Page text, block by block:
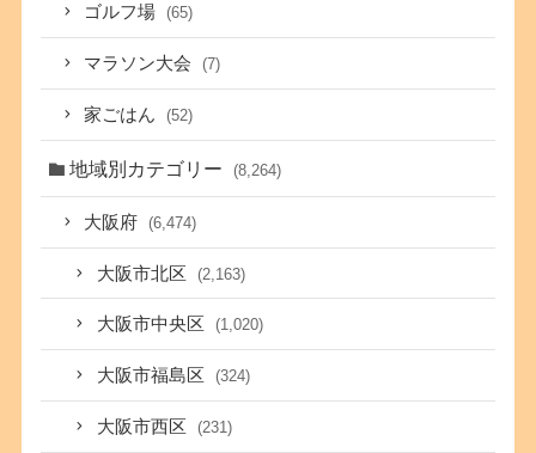
ゴルフ場 (65)
マラソン大会 (7)
家ごはん (52)
地域別カテゴリー (8,264)
大阪府 (6,474)
大阪市北区 (2,163)
大阪市中央区 (1,020)
大阪市福島区 (324)
大阪市西区 (231)